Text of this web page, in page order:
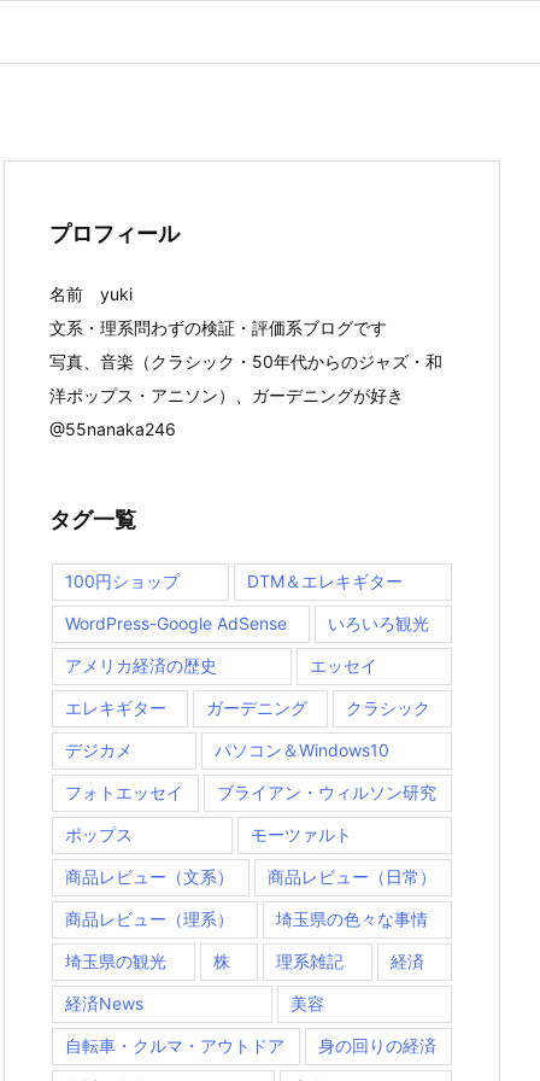
プロフィール
名前 yuki
文系・理系問わずの検証・評価系ブログです
写真、音楽（クラシック・50年代からのジャズ・和
洋ポップス・アニソン）、ガーデニングが好き
@55nanaka246
タグ一覧
100円ショップ DTM＆エレキギター
WordPress-Google AdSense いろいろ観光
アメリカ経済の歴史 エッセイ
エレキギター ガーデニング クラシック
デジカメ パソコン＆Windows10
フォトエッセイ ブライアン・ウィルソン研究
ポップス モーツァルト
商品レビュー（文系） 商品レビュー（日常）
商品レビュー（理系） 埼玉県の色々な事情
埼玉県の観光 株 理系雑記 経済
経済News 美容
自転車・クルマ・アウトドア 身の回りの経済